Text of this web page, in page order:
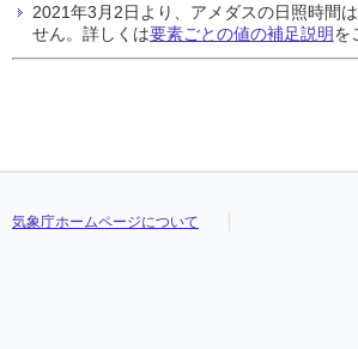
2021年3月2日より、アメダスの日照時間
せん。詳しくは要素ごとの値の補足説明を
気象庁ホームページについて